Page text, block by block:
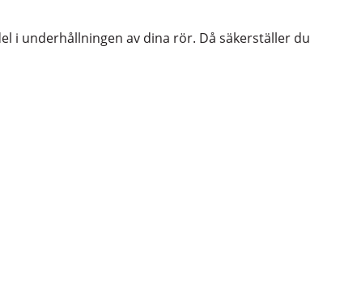
i underhållningen av dina rör. Då säkerställer du